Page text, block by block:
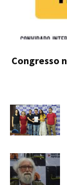
Congresso